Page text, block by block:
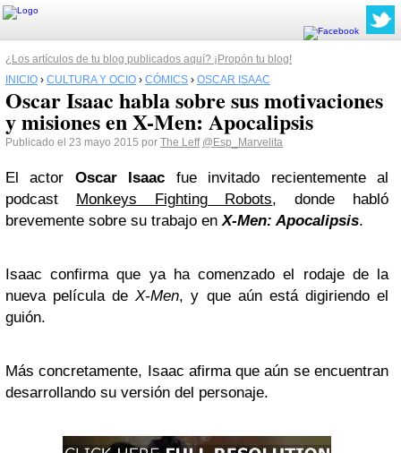
¿Los artículos de tu blog publicados aquí? ¡Propón tu blog!
INICIO › CULTURA Y OCIO › CÓMICS › OSCAR ISAAC
Oscar Isaac habla sobre sus motivaciones
y misiones en X-Men: Apocalipsis
Publicado el 23 mayo 2015 por The Leff @Esp_Marvelita
El actor Oscar Isaac fue invitado recientemente al
podcast Monkeys Fighting Robots, donde habló
brevemente sobre su trabajo enX-Men: Apocalipsis.
Isaac confirma que ya ha comenzado el rodaje de la
nueva película deX-Men, y que aún está digiriendo el
guión.
Más concretamente, Isaac afirma que aún se encuentran
desarrollando su versión del personaje.